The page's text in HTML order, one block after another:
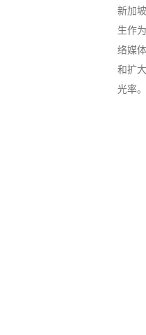
新加
生作
络媒
和扩
光率。